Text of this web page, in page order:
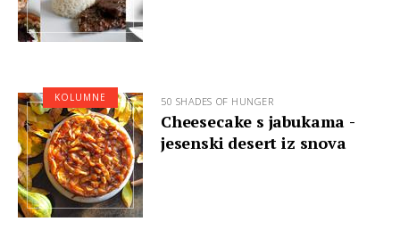
50 SHADES OF HUNGER
Cheesecake s jabukama -
jesenski desert iz snova
KOLUMNE